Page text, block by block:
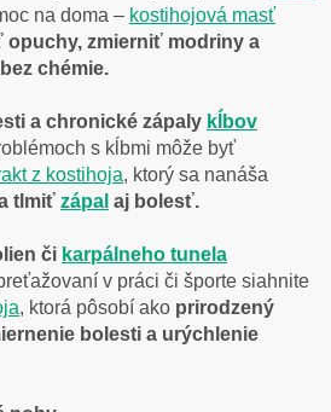
na doma – kostihojová masť
opuchy, zmierniť modriny a
chémie.
a chronické zápaly kĺbov
s kĺbmi môže byť
z kostihoja, ktorý sa nanáša
tlmiť zápal aj bolesť.
či karpálneho tunela
v práci či športe siahnite
, ktorá pôsobí ako prirodzený
bolesti a urýchlenie